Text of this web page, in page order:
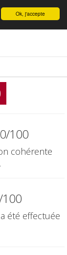
Ok, j'accepte
100
cohérente
100
été effectuée